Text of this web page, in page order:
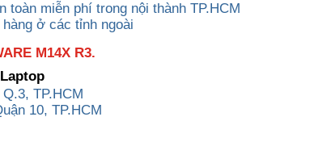
toàn miễn phí trong nội thành TP.HCM
ở các tỉnh ngoài
M14X R3.
TP.HCM
10, TP.HCM